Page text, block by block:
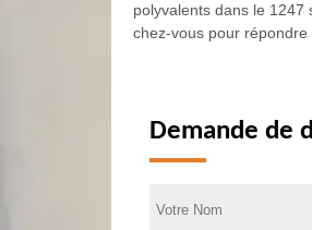
polyvalents dans le 1247
chez-vous pour
Demande de